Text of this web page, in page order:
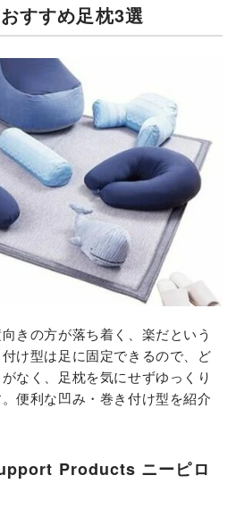
すすめ足枕3選
きの方が落ち着く、楽だという
け型は足に固定できるので、ど
なく、足枕を気にせずゆっくり
便利な凹み・巻き付け型を紹介
Products ニーピロ